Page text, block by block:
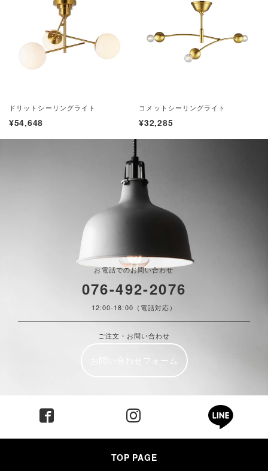
ドリットシーリングライト
¥54,648
コメットシーリングライト
¥32,285
お電話でのお問い合わせ
076-492-2076
12:00-18:00（電話対応）
ご注文・お問い合わせ
お問い合わせフォーム
TOP PAGE